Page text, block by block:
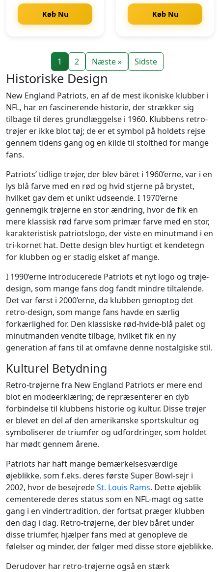
Køb Nu Køb Nu
1 2 Næste » Sidste
Historiske Design
New England Patriots, en af de mest ikoniske klubber i
NFL, har en fascinerende historie, der strækker sig
tilbage til deres grundlæggelse i 1960. Klubbens retro-
trøjer er ikke blot tøj; de er et symbol på holdets rejse
gennem tidens gang og en kilde til stolthed for mange
fans.
Patriots’ tidlige trøjer, der blev båret i 1960’erne, var i en
lys blå farve med en rød og hvid stjerne på brystet,
hvilket gav dem et unikt udseende. I 1970’erne
gennemgik trøjerne en stor ændring, hvor de fik en
mere klassisk rød farve som primær farve med en stor,
karakteristisk patriotslogo, der viste en minutmand i en
tri-kornet hat. Dette design blev hurtigt et kendetegn
for klubben og er stadig elsket af mange.
I 1990’erne introducerede Patriots et nyt logo og trøje-
design, som mange fans dog fandt mindre tiltalende.
Det var først i 2000’erne, da klubben genoptog det
retro-design, som mange fans havde en særlig
forkærlighed for. Den klassiske rød-hvide-blå palet og
minutmanden vendte tilbage, hvilket fik en ny
generation af fans til at omfavne denne nostalgiske stil.
Kulturel Betydning
Retro-trøjerne fra New England Patriots er mere end
blot en modeerklæring; de repræsenterer en dyb
forbindelse til klubbens historie og kultur. Disse trøjer
er blevet en del af den amerikanske sportskultur og
symboliserer de triumfer og udfordringer, som holdet
har mødt gennem årene.
Patriots har haft mange bemærkelsesværdige
øjeblikke, som f.eks. deres første Super Bowl-sejr i
2002, hvor de besejredeSt. Louis Rams. Dette øjeblik
cementerede deres status som en NFL-magt og satte
gang i en vindertradition, der fortsat præger klubben
den dag i dag. Retro-trøjerne, der blev båret under
disse triumfer, hjælper fans med at genopleve de
følelser og minder, der følger med disse store øjeblikke.
Derudover har retro-trøjerne også en stærk